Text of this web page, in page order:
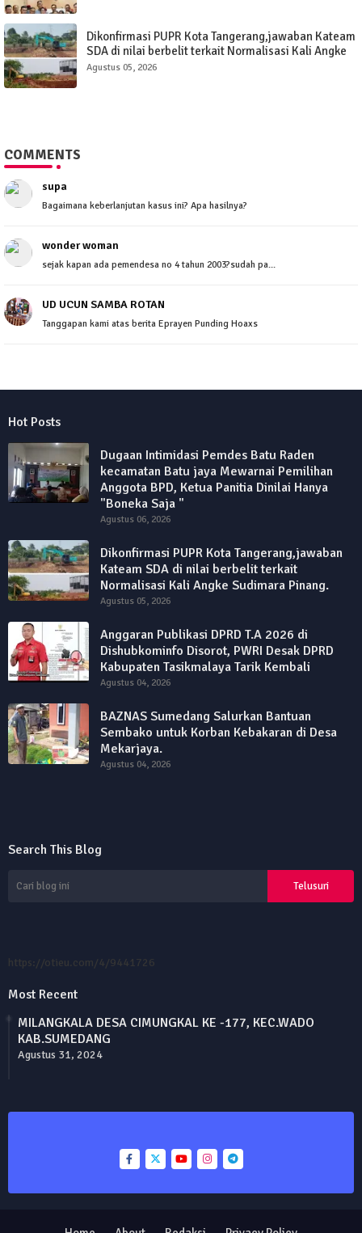
Dikonfirmasi PUPR Kota Tangerang,jawaban Kateam
SDA di nilai berbelit terkait Normalisasi Kali Angke
Sudimara Pinang.
Agustus 05, 2026
COMMENTS
supa
Bagaimana keberlanjutan kasus ini? Apa hasilnya?
wonder woman
sejak kapan ada pemendesa no 4 tahun 2003?sudah pa...
UD UCUN SAMBA ROTAN
Tanggapan kami atas berita Eprayen Punding Hoaxs
Hot Posts
Dugaan Intimidasi Pemdes Batu Raden
kecamatan Batu jaya Mewarnai Pemilihan
Anggota BPD, Ketua Panitia Dinilai Hanya
"Boneka Saja "
Agustus 06, 2026
Dikonfirmasi PUPR Kota Tangerang,jawaban
Kateam SDA di nilai berbelit terkait
Normalisasi Kali Angke Sudimara Pinang.
Agustus 05, 2026
Anggaran Publikasi DPRD T.A 2026 di
Dishubkominfo Disorot, PWRI Desak DPRD
Kabupaten Tasikmalaya Tarik Kembali
Agustus 04, 2026
BAZNAS Sumedang Salurkan Bantuan
Sembako untuk Korban Kebakaran di Desa
Mekarjaya.
Agustus 04, 2026
Search This Blog
https://otieu.com/4/9441726
Most Recent
MILANGKALA DESA CIMUNGKAL KE -177, KEC.WADO
KAB.SUMEDANG
Agustus 31, 2024